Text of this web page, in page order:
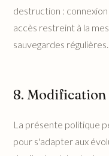
destruction :
accès restreint à la
sauvegardes régulières.
8.
La présente politique
pour s'adapter aux